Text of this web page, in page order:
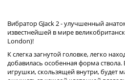
Вибратор GJack 2 - улучшенный
известнейшей в мире
London)!
К слегка загнутой головке, легко
добавилась особенная форма ствола.
игрушки, скользящей внутри, будет